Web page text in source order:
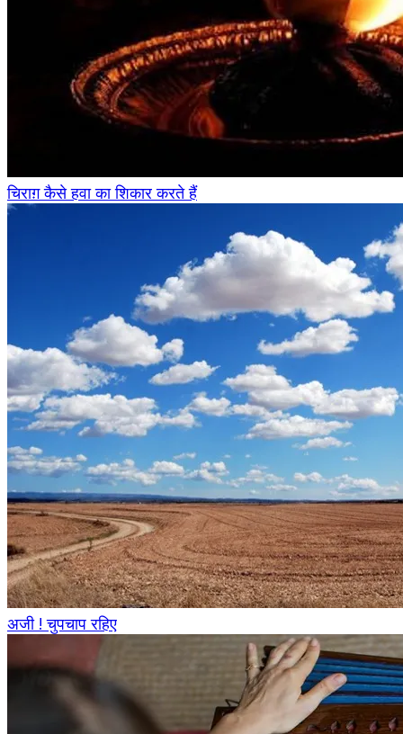
चिराग़ कैसे हवा का शिकार करते हैं
अजी ! चुपचाप रहिए